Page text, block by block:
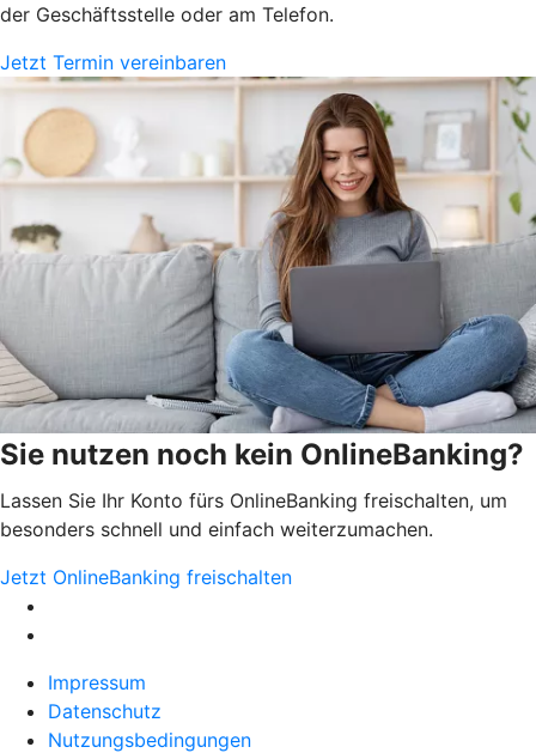
der Geschäftsstelle oder am Telefon.
Jetzt Termin vereinbaren
Sie nutzen noch kein OnlineBanking?
Lassen Sie Ihr Konto fürs OnlineBanking freischalten, um
besonders schnell und einfach weiterzumachen.
Jetzt OnlineBanking freischalten
Impressum
Datenschutz
Nutzungsbedingungen